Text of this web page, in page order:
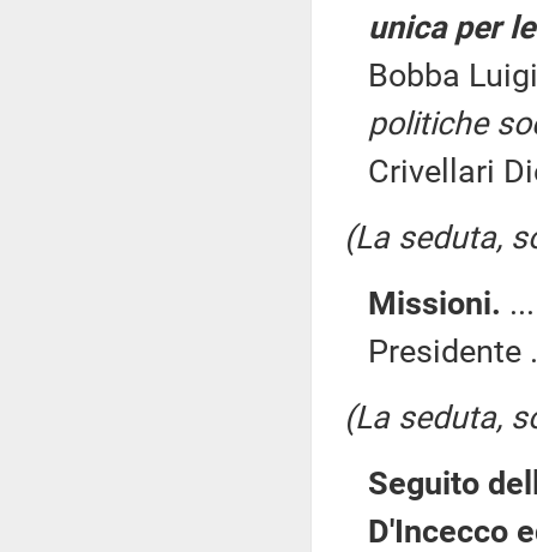
unica per
Bobba
politiche
Crivellari
(La seduta,
Missioni.
Presidente
(La seduta,
Seguito
D'Incecco